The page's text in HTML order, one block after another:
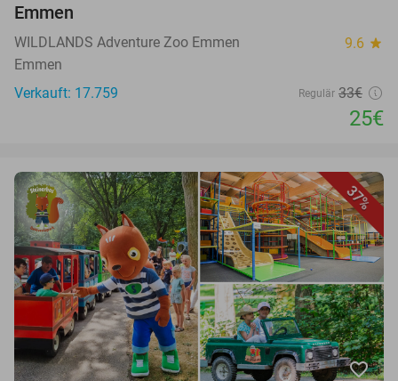
Emmen
WILDLANDS Adventure Zoo Emmen 9.6 star
Emmen
Verkauft: 17.759
Regulär 33€
25€
37%
favorite_border